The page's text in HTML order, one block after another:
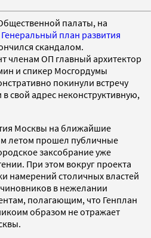
палаты, на
Генеральный план развития
скандалом.
членам ОП главный архитектор
и спикер Мосгордумы
покинули встречу
свой адрес неконструктивную,
Москвы на ближайшие
летом прошел публичные
заксобрание уже
При этом вокруг проекта
намерений столичных властей
в нежелании
полагающим, что Генплан
образом не отражает